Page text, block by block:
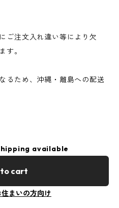
ご注文入れ違い等により欠
す。
るため、沖縄・離島への配送
available
cart
まいの方向け